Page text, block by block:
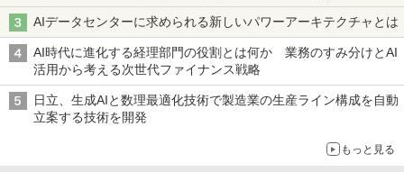
AIデータセンターに求められる新しいパワーアーキテクチャとは
AI時代に進化する経理部門の役割とは何か 業務のすみ分けとAI
活用から考える次世代ファイナンス戦略
日立、生成AIと数理最適化技術で製造業の生産ライン構成を自動
立案する技術を開発
もっと見る